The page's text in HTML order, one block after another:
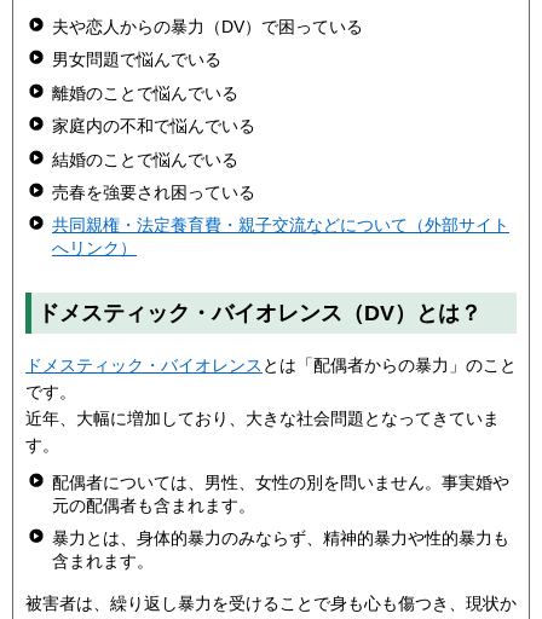
夫や恋人からの暴力（DV）で困っている
男女問題で悩んでいる
離婚のことで悩んでいる
家庭内の不和で悩んでいる
結婚のことで悩んでいる
売春を強要され困っている
共同親権・法定養育費・親子交流などについて（外部サイト
へリンク）
ドメスティック・バイオレンス（DV）とは？
ドメスティック・バイオレンス とは「配偶者からの暴力」のこと
です。
近年、大幅に増加しており、大きな社会問題となってきていま
す。
配偶者については、男性、女性の別を問いません。事実婚や
元の配偶者も含まれます。
暴力とは、身体的暴力のみならず、精神的暴力や性的暴力も
含まれます。
被害者は、繰り返し暴力を受けることで身も心も傷つき、現状か